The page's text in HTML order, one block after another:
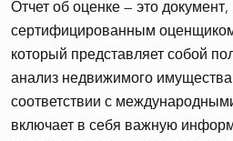
Отчет об оценке — это
сертифицированным
который представляет собой
анализ недвижимого
соответствии с
включает в себя важную